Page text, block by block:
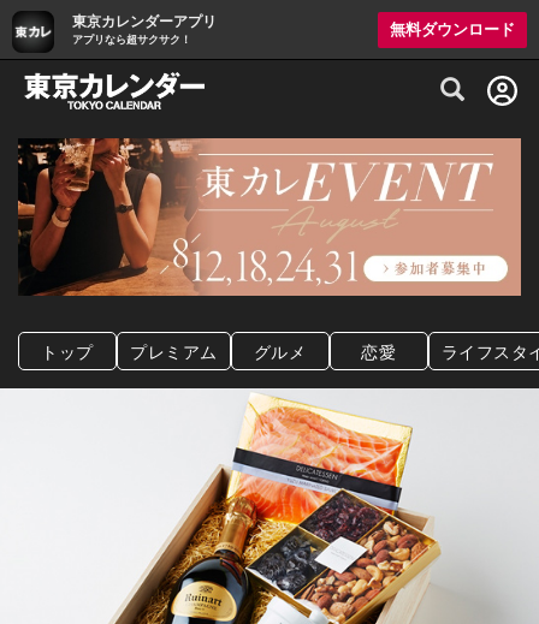
東京カレンダーアプリ
アプリなら超サクサク！
無料ダウンロード
グルメ情報・プレミアムレストラン予約
トップ プレミアム グルメ 恋愛 ライフスタ